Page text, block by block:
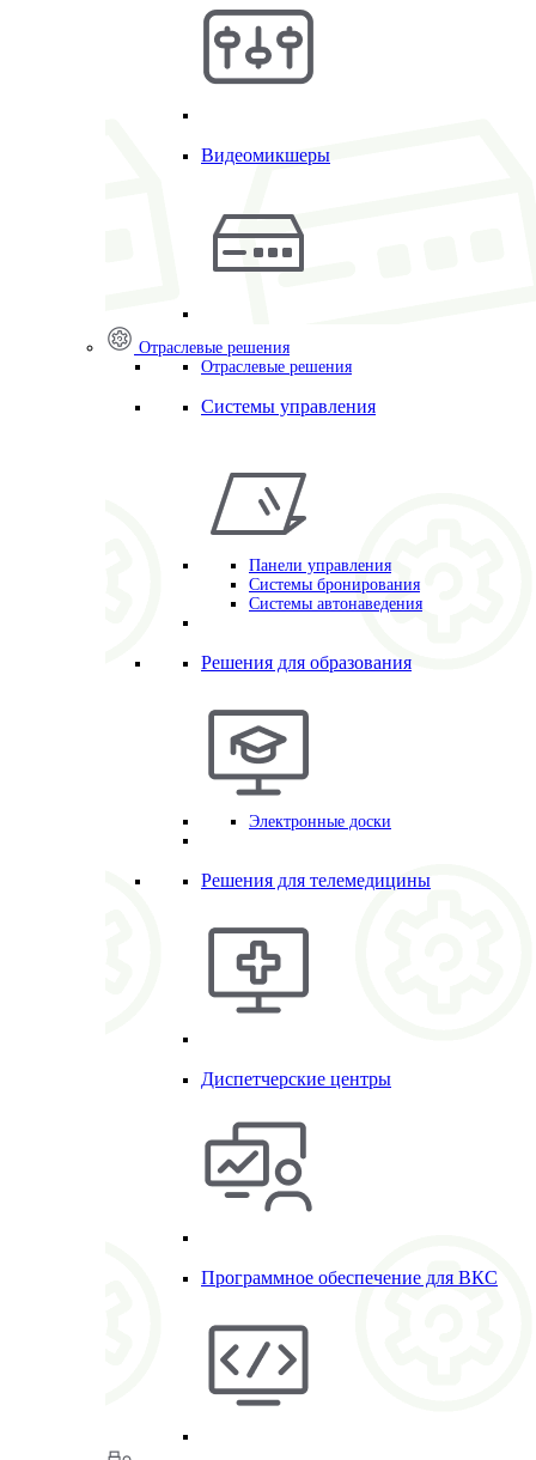
Видеомикшеры
Отраслевые решения
Отраслевые решения
Системы управления
Панели управления
Системы бронирования
Системы автонаведения
Решения для образования
Электронные доски
Решения для телемедицины
Диспетчерские центры
Программное обеспечение для ВКС